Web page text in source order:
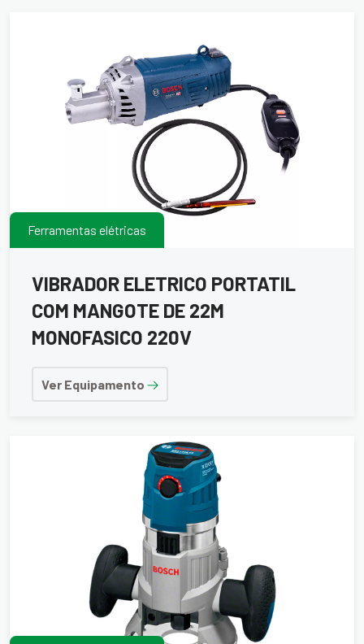
Ferramentas elétricas
VIBRADOR ELETRICO PORTATIL
COM MANGOTE DE 22M
MONOFASICO 220V
Ver Equipamento